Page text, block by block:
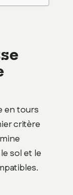
en tours
critère
sol et le